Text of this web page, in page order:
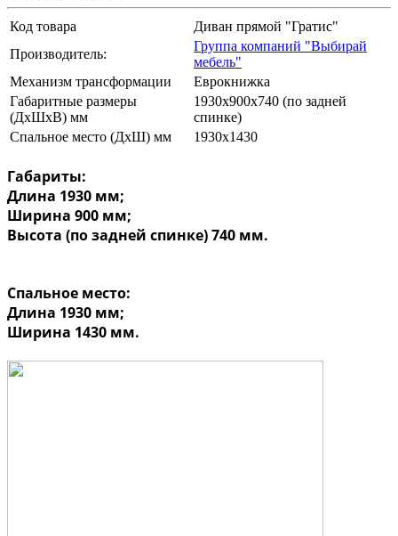
Код товара
Диван прямой "Гратис"
Производитель:
Группа компаний "Выбирай
мебель"
Механизм трансформации
Еврокнижка
Габаритные размеры
(ДхШхВ) мм
1930х900х740 (по задней
спинке)
Спальное место (ДхШ) мм
1930х1430
Габариты:
Длина 1930 мм;
Ширина 900 мм;
Высота (по задней спинке) 740 мм.
Спальное место:
Длина 1930 мм;
Ширина 1430 мм.